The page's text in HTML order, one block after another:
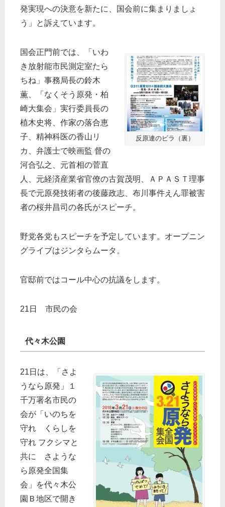
発実現への決意を新たに、国会前に集まりましょ
う」と訴えています。
反原連のビラ（裏）
国会正門前では、「いわ
き放射能市民測定室たら
ちね」事務局長の鈴木
薫、「なくそう原発・柏
崎大集会」実行委員長の
植木史将、作家の落合恵
子、精神科医の香山リ
カ、弁護士で映画監 督の
河合弘之、元首相の菅直
人、元経済産業省官僚の古賀茂明、ＡＰＡＳＴ理事
長で元原発技術者の後藤政志、布川事件えん罪被害
者の桜井昌司の各氏がスピーチ。
野党各党もスピーチを予定しています。オープニン
グライブはジンタらムータ。
官邸前ではコール中心の抗議をします。
21日 市民の会
代々木公園
21日は、「さよ
うなら原発」１
千万署名市民の
会が「いのちを
守れ くらしを
守れ フクシマと
共に さような
ら原発全国集
会」を代々木公
園Ｂ地区で開き